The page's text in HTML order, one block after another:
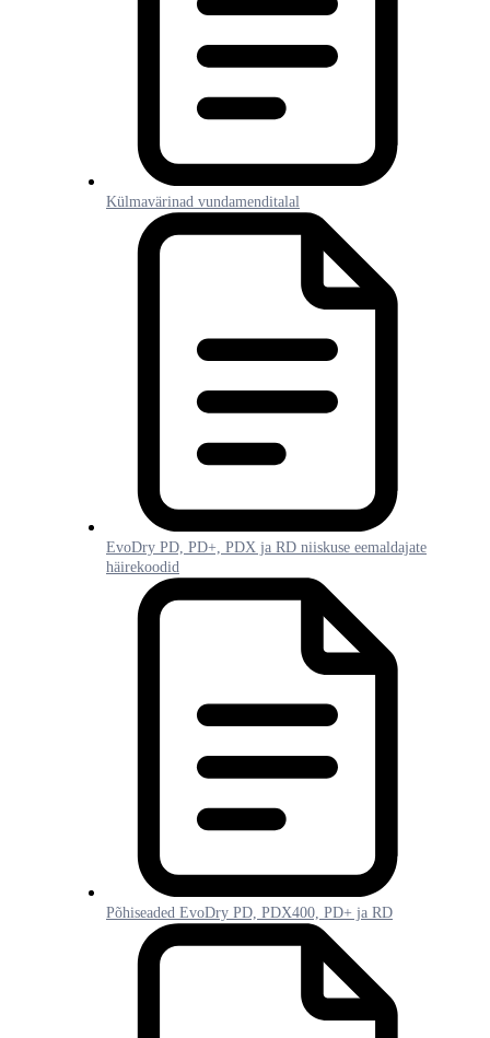
Külmavärinad vundamenditalal
EvoDry PD, PD+, PDX ja RD niiskuse eemaldajate
häirekoodid
Põhiseaded EvoDry PD, PDX400, PD+ ja RD